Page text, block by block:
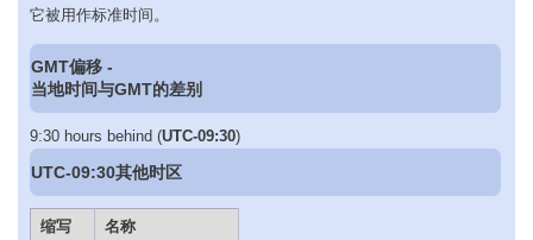
它被用作标准时间。
GMT偏移 -
当地时间与GMT的差别
9:30 hours behind (UTC-09:30)
UTC-09:30其他时区
缩写
名称